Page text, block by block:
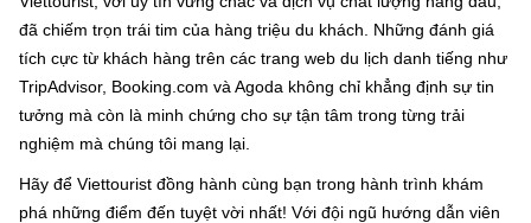
đã chiếm trọn trái tim của hàng triệu du khách. Những đánh giá
tích cực từ khách hàng trên các trang web du lịch danh tiếng như
TripAdvisor, Booking.com và Agoda không chỉ khẳng định sự tin
tưởng mà còn là minh chứng cho sự tận tâm trong từng trải
nghiệm mà chúng tôi mang lại.
Hãy để Viettourist đồng hành cùng bạn trong hành trình khám
phá những điểm đến tuyệt vời nhất! Với đội ngũ hướng dẫn viên